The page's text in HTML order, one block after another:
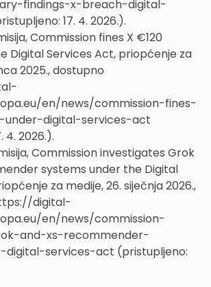
findings-x-breach-digital-
17. 4. 2026.).
Commission fines X €120
Digital Services Act, priopćenje za
2025., dostupno
en/news/commission-fines-
under-digital-services-act
4. 2026.).
Commission investigates Grok
systems under the Digital
za medije, 26. siječnja 2026.,
digital-
en/news/commission-
and-xs-recommender-
digital-services-act (pristupljeno: